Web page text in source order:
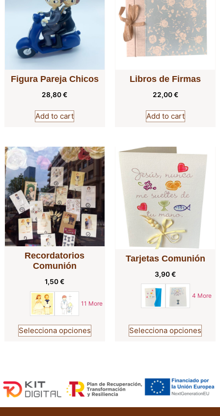
Figura Pareja Chicos
28,80€
Add to cart
Libros de Firmas
22,00€
Add to cart
Recordatorios
Comunión
1,50€
11 More
Selecciona opciones
Tarjetas Comunión
3,90€
4 More
Selecciona opciones